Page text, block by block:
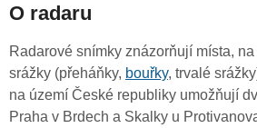
O radaru
Radarové snímky znázorňují místa,
srážky (přeháňky, bouřky, trvalé
na území České republiky umožňují
Praha v Brdech a Skalky u